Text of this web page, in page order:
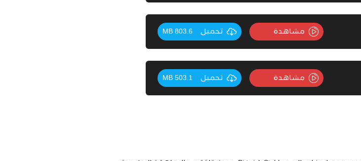
مشاهدة تحميل 803.6 MB
مشاهدة تحميل 503.1 MB